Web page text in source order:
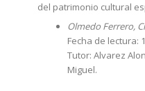
del patrimonio cultural
Olmedo Ferrero,
Fecha de lectura:
Tutor: Alvarez
Miguel.